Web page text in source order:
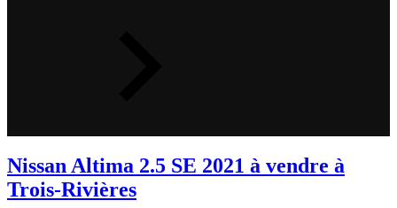
Nissan Altima 2.5 SE 2021 à vendre à
Trois-Rivières